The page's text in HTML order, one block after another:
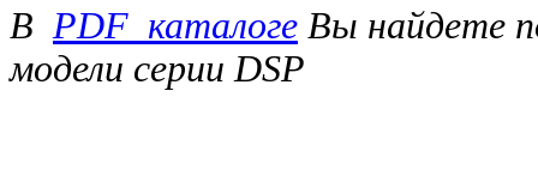
В PDF_каталоге Вы найдете
модели серии DSP